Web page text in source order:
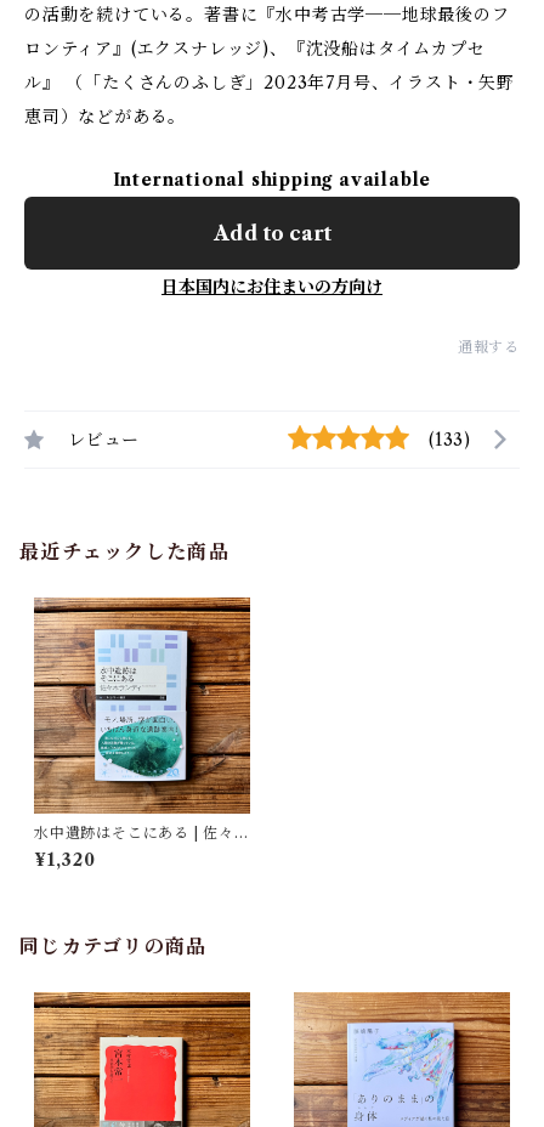
の活動を続けている。著書に『水中考古学──地球最後のフ
ロンティア』(エクスナレッジ)、『沈没船はタイムカプセ
ル』 （「たくさんのふしぎ」2023年7月号、イラスト・矢野
恵司）などがある。
International shipping available
Add to cart
日本国内にお住まいの方向け
通報する
レビュー (133)
最近チェックした商品
水中遺跡はそこにある | 佐々木
ランディ
¥1,320
同じカテゴリの商品